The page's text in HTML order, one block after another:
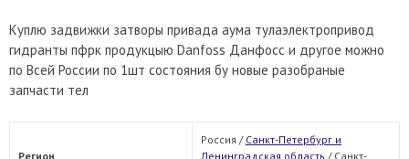
Куплю задвижки затворы привада аума тулаэлектропривод
гидранты пфрк продукцыю Danfoss Данфосс и другое можно
по Всей России по 1шт состояния бу новые разобраные
запчасти тел
Регион
Россия / Санкт-Петербург и
Ленинградская область / Санкт-